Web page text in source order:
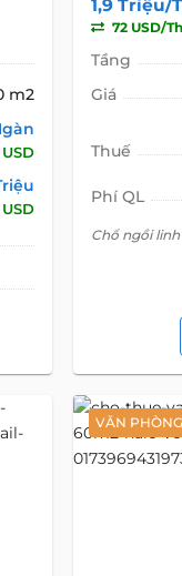
m2
USD
1,9 Triệu/
72 USD/
Tầng
Giá
Thuế
Phí QL
Chổ ngồi
VĂN PHÒNG